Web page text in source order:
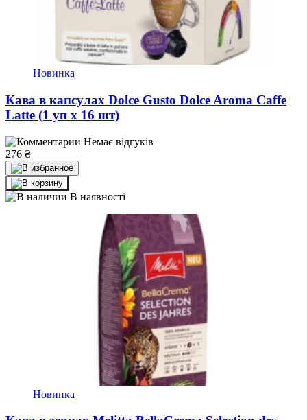
Новинка
Кава в капсулах Dolce Gusto Dolce Aroma Caffe
Latte (1 уп х 16 шт)
Немає відгуків
276 ₴
В наявності
Новинка